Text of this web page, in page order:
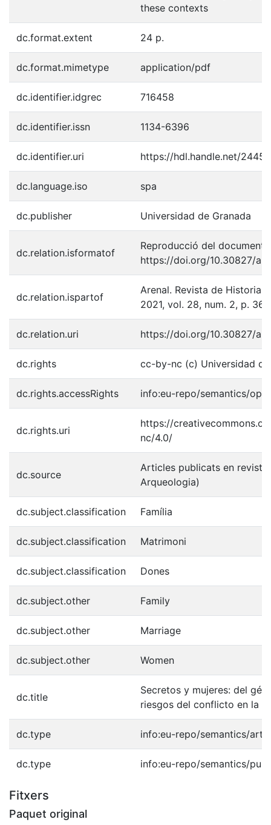
these contexts
dc.format.extent 24 p.
dc.format.mimetype application/pdf
dc.identifier.idgrec 716458
dc.identifier.issn 1134-6396
dc.identifier.uri https://hdl.handle.net/2445/
dc.language.iso spa
dc.publisher Universidad de Granada
dc.relation.isformatof
Reproducció del document
https://doi.org/10.30827/
dc.relation.ispartof
Arenal. Revista de Historia
2021, vol. 28, num. 2, p.
dc.relation.uri https://doi.org/10.30827/
dc.rights cc-by-nc (c) Universidad de
dc.rights.accessRights info:eu-repo/semantics/
dc.rights.uri
https://
nc/4.0/
dc.source
Articles publicats en
Arqueologia)
dc.subject.classification Família
dc.subject.classification Matrimoni
dc.subject.classification Dones
dc.subject.other Family
dc.subject.other Marriage
dc.subject.other Women
dc.title
Secretos y mujeres: del
riesgos del conflicto en la
dc.type info:eu-repo/semantics/
dc.type info:eu-repo/semantics/
Fitxers
Paquet original